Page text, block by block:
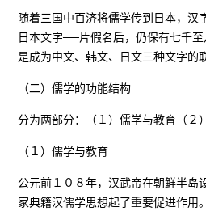
随着三国中百济将儒学传到日本，汉
日本文字──片假名后，仍保有七千
是成为中文、韩文、日文三种文字的
（二）儒学的功能结构
分为两部分：（１）儒学与教育（２
（１）儒学与教育
公元前１０８年，汉武帝在朝鲜半岛
家典籍汉儒学思想起了重要促进作用。